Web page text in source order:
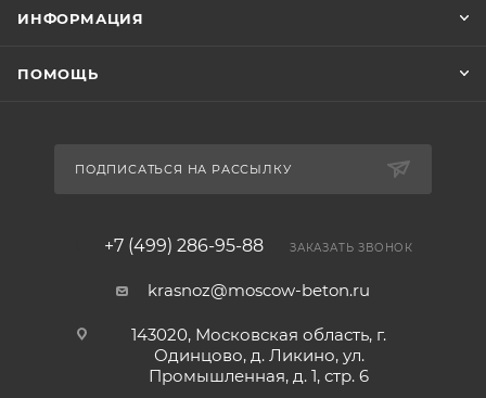
ИНФОРМАЦИЯ
ПОМОЩЬ
ПОДПИСАТЬСЯ НА РАССЫЛКУ
+7 (499) 286-95-88 ЗАКАЗАТЬ ЗВОНОК
krasnoz@moscow-beton.ru
143020, Московская область, г.
Одинцово, д. Ликино, ул.
Промышленная, д. 1, стр. 6